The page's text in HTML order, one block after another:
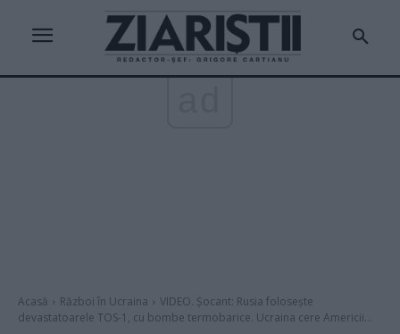
Acasă Război în Ucraina
VIDEO. Șocant: Rusia folosește
devastatoarele TOS-1, cu bombe termobarice. Ucraina cere Americii...